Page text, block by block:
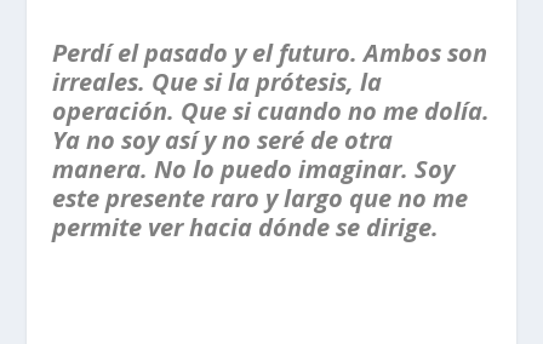
Perdí el pasado y el futuro. Ambos son
irreales. Que si la prótesis, la
operación. Que si cuando no me dolía.
Ya no soy así y no seré de otra
manera. No lo puedo imaginar. Soy
este presente raro y largo que no me
permite ver hacia dónde se dirige.